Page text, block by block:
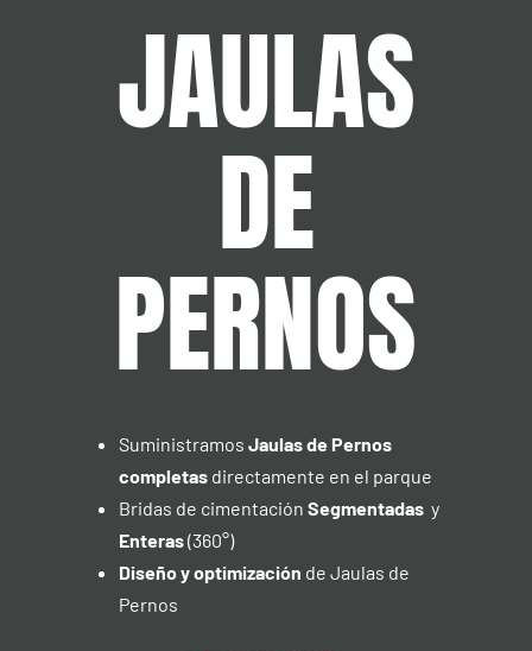
JAULAS
DE
PERNOS
Suministramos Jaulas de Pernos
completas directamente en el parque
Bridas de cimentación Segmentadas y
Enteras(360°)
Diseño y optimización de Jaulas de
Pernos